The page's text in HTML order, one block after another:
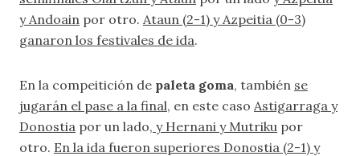
y Andoain por otro. Ataun (2-1) y Azpeitia (0-3)
ganaron los festivales de ida.
En la compeitición de paleta goma, también se
jugarán el pase a la final, en este caso Astigarraga y
Donostia por un lado, y Hernani y Mutriku por
otro. En la ida fueron superiores Donostia (2-1) y